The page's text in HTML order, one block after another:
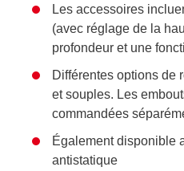
Les accessoires
(avec réglage de la
profondeur et une
Différentes options de
et souples. Les
commandées
Également disponible
antistatique